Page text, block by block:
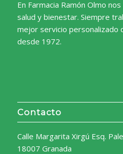
En Farmacia Ramón Olmo
salud y bienestar. Siempre
mejor servicio personalizado
desde 1972.
Contacto
Calle Margarita Xirgú Esq.
18007 Granada